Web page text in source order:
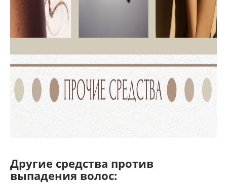
Другие средства против
выпадения волос: